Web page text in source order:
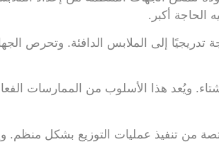
الحاجة أكبر.
تدريجيًا إلى الملابس الدافئة. وتحرص
ويُعد هذا الأسلوب من الممارسات
من تنفيذ عمليات التوزيع بشكل